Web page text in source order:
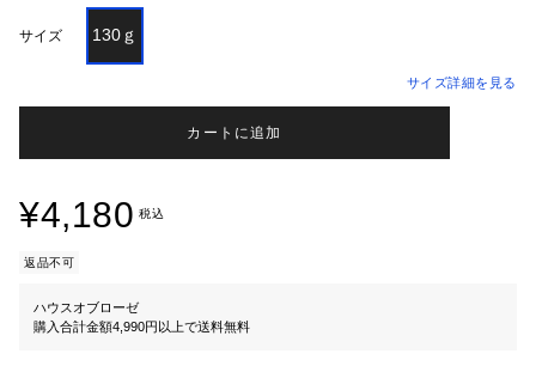
サイズ 130ｇ
サイズ詳細を見る
カートに追加
¥4,180 税込
返品不可
ハウスオブローゼ
購入合計金額4,990円以上で送料無料